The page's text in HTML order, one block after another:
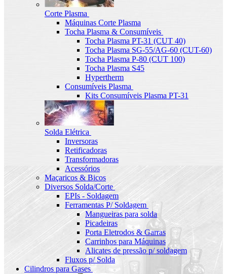
Corte Plasma
Máquinas Corte Plasma
Tocha Plasma & Consumíveis
Tocha Plasma PT-31 (CUT 40)
Tocha Plasma SG-55/AG-60 (CUT-60)
Tocha Plasma P-80 (CUT 100)
Tocha Plasma S45
Hypertherm
Consumíveis Plasma
Kits Consumíveis Plasma PT-31
Solda Elétrica
Inversoras
Retificadoras
Transformadoras
Acessórios
Maçaricos & Bicos
Diversos Solda/Corte
EPIs - Soldagem
Ferramentas P/ Soldagem
Mangueiras para solda
Picadeiras
Porta Eletrodos & Garras
Carrinhos para Máquinas
Alicates de pressão p/ soldagem
Fluxos p/ Solda
Cilindros para Gases